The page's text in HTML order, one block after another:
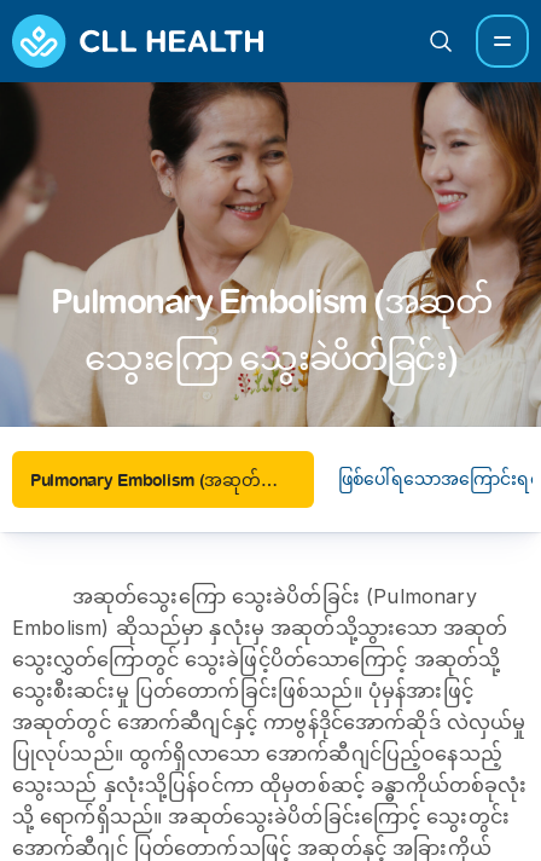
Pulmonary Embolism (အဆုတ်
သွေးကြော သွေးခဲပိတ်ခြင်း)
Pulmonary Embolism (အဆုတ်သွေးကြော သွေးခဲပိတ်ခြင်း) ဖြစ်ပေါ်ရသောအကြောင်းရင်း
အဆုတ်သွေးကြော သွေးခဲပိတ်ခြင်း (Pulmonary
Embolism) ဆိုသည်မှာ နှလုံးမှ အဆုတ်သို့သွားသော အဆုတ်
သွေးလွှတ်ကြောတွင် သွေးခဲဖြင့်ပိတ်သောကြောင့် အဆုတ်သို့
သွေးစီးဆင်းမှု ပြတ်တောက်ခြင်းဖြစ်သည်။ ပုံမှန်အားဖြင့်
အဆုတ်တွင် အောက်ဆီဂျင်နှင့် ကာဗွန်ဒိုင်အောက်ဆိုဒ် လဲလှယ်မှု
ပြုလုပ်သည်။ ထွက်ရှိလာသော ‌အောက်ဆီဂျင်ပြည့်ဝနေသည့်
သွေးသည် နှလုံးသို့ပြန်ဝင်ကာ ထိုမှတစ်ဆင့် ခန္ဓာကိုယ်တစ်ခုလုံး
သို့ ရောက်ရှိသည်။ အဆုတ်သွေးခဲပိတ်ခြင်းကြောင့် သွေးတွင်း
အောက်ဆီဂျင် ပြတ်တောက်သဖြင့် အဆုတ်နှင့် အခြားကိုယ်